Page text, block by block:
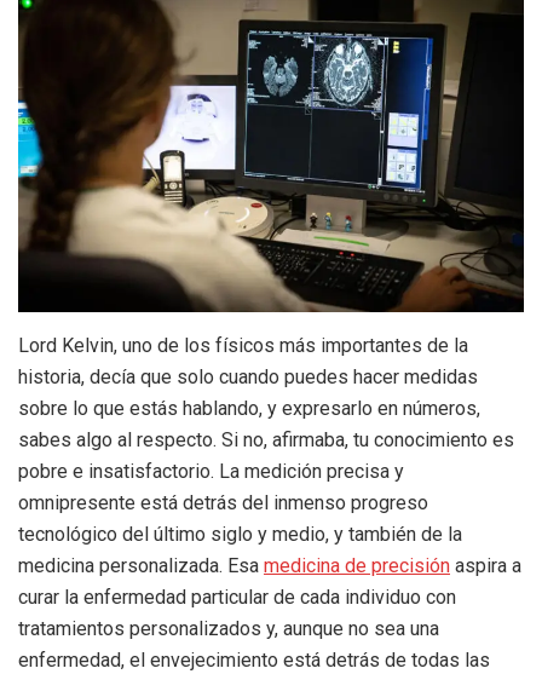
Lord Kelvin, uno de los físicos más importantes de la
historia, decía que solo cuando puedes hacer medidas
sobre lo que estás hablando, y expresarlo en números,
sabes algo al respecto. Si no, afirmaba, tu conocimiento es
pobre e insatisfactorio. La medición precisa y
omnipresente está detrás del inmenso progreso
tecnológico del último siglo y medio, y también de la
medicina personalizada. Esa medicina de precisión aspira a
curar la enfermedad particular de cada individuo con
tratamientos personalizados y, aunque no sea una
enfermedad, el envejecimiento está detrás de todas las